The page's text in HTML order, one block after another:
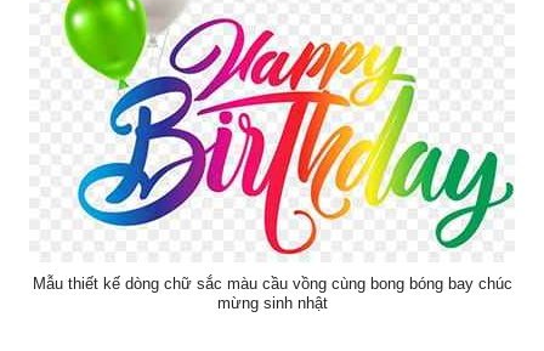
Mẫu thiết kế dòng chữ sắc màu cầu vồng cùng bong bóng bay chúc
mừng sinh nhật